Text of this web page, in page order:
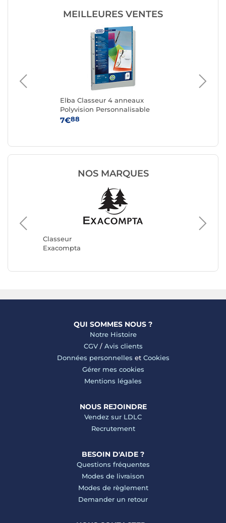
MEILLEURES VENTES
Elba Classeur 4 anneaux
Polyvision Personnalisable
7€88
NOS MARQUES
Classeur
Exacompta
QUI SOMMES NOUS ?
Notre Histoire
CGV/ Avis clients
Données personnelles et Cookies
Gérer mes cookies
Mentions légales
NOUS REJOINDRE
Vendez sur LDLC
Recrutement
BESOIN D'AIDE ?
Questions fréquentes
Modes de livraison
Modes de règlement
Demander un retour